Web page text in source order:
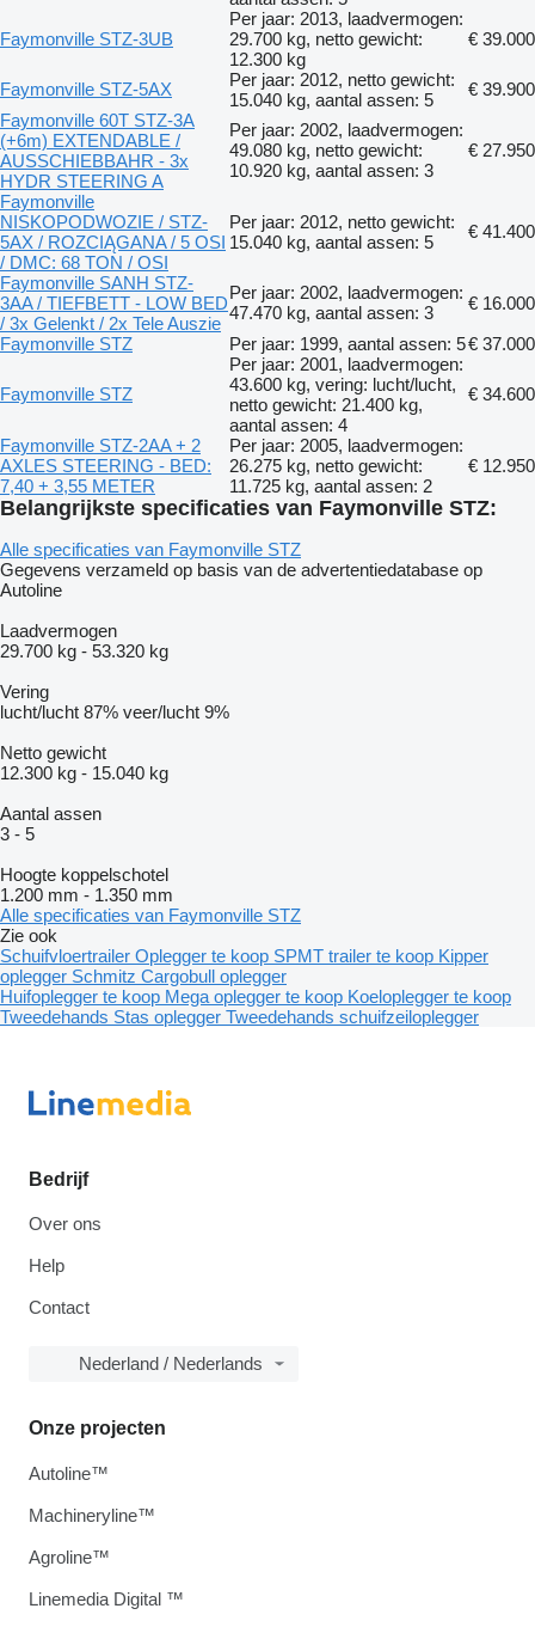
Faymonville STZ-3UB
Per jaar: 2013, laadvermogen:
29.700 kg, netto gewicht:
12.300 kg
€ 39.000
Faymonville STZ-5AX
Per jaar: 2012, netto gewicht:
15.040 kg, aantal assen: 5
€ 39.900
Faymonville 60T STZ-3A
(+6m) EXTENDABLE /
AUSSCHIEBBAHR - 3x
HYDR STEERING A
Per jaar: 2002, laadvermogen:
49.080 kg, netto gewicht:
10.920 kg, aantal assen: 3
€ 27.950
Faymonville
NISKOPODWOZIE / STZ-
5AX / ROZCIĄGANA / 5 OSI
/ DMC: 68 TON / OSI
Per jaar: 2012, netto gewicht:
15.040 kg, aantal assen: 5
€ 41.400
Faymonville SANH STZ-
3AA / TIEFBETT - LOW BED
/ 3x Gelenkt / 2x Tele Auszie
Per jaar: 2002, laadvermogen:
47.470 kg, aantal assen: 3
€ 16.000
Faymonville STZ
Per jaar: 1999, aantal assen: 5€ 37.000
Faymonville STZ
Per jaar: 2001, laadvermogen:
43.600 kg, vering: lucht/lucht,
netto gewicht: 21.400 kg,
aantal assen: 4
€ 34.600
Faymonville STZ-2AA + 2
AXLES STEERING - BED:
7,40 + 3,55 METER
Per jaar: 2005, laadvermogen:
26.275 kg, netto gewicht:
11.725 kg, aantal assen: 2
€ 12.950
Belangrijkste specificaties van Faymonville STZ:
Alle specificaties van Faymonville STZ
Gegevens verzameld op basis van de advertentiedatabase op
Autoline
Laadvermogen
29.700 kg - 53.320 kg
Vering
lucht/lucht 87% veer/lucht 9%
Netto gewicht
12.300 kg - 15.040 kg
Aantal assen
3 - 5
Hoogte koppelschotel
1.200 mm - 1.350 mm
Alle specificaties van Faymonville STZ
Zie ook
Schuifvloertrailer Oplegger te koop SPMT trailer te koop Kipper
oplegger Schmitz Cargobull oplegger
Huifoplegger te koop Mega oplegger te koop Koeloplegger te koop
Tweedehands Stas oplegger Tweedehands schuifzeiloplegger
Bedrijf
Over ons
Help
Contact
Nederland / Nederlands
Onze projecten
Autoline™
Machineryline™
Agroline™
Linemedia Digital ™